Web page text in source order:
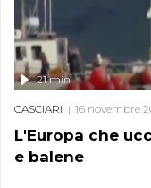
L'Europa che
e balene
21 min
CASCIARI 16 novembre